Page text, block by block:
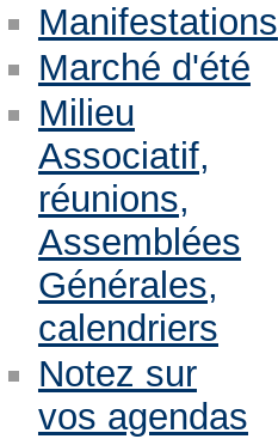
Manifestations
Marché d'été
Milieu
Associatif,
réunions,
Assemblées
Générales,
calendriers
Notez sur
vos agendas